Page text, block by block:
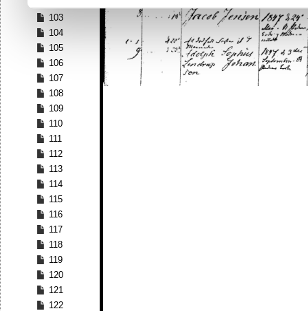
103
104
105
106
107
108
109
110
111
112
113
114
115
116
117
118
119
120
121
122